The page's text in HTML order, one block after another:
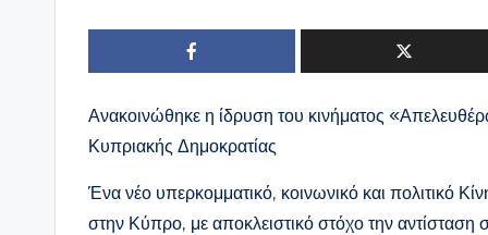
Ανακοινώθηκε η ίδρυση του κινήματος
Κυπριακής Δημοκρατίας
Ένα νέο υπερκομματικό, κοινωνικό και πολιτικό
στην Κύπρο, με αποκλειστικό στόχο την